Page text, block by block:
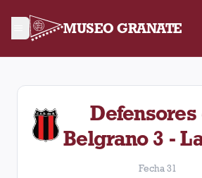
MUSEO GRANATE
Fecha 31. Partido entre Lanús y
Defensores
Belgrano 3 -
Fecha 31